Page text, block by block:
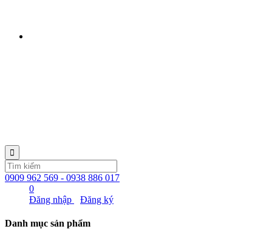
0909 962 569 - 0938 886 017
0
Đăng nhập
Đăng ký
Danh mục sản phẩm